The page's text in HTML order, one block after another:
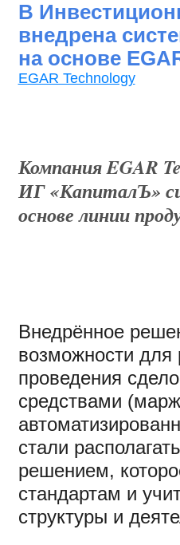
В
внедрена
на основе
EGAR Technology
Компания EGAR
ИГ «КапиталЪ»
основе линии
Внедрённое
возможности для
проведения
средствами
стали
решением,
стандартам и
структуры и